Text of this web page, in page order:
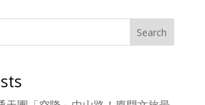
Search